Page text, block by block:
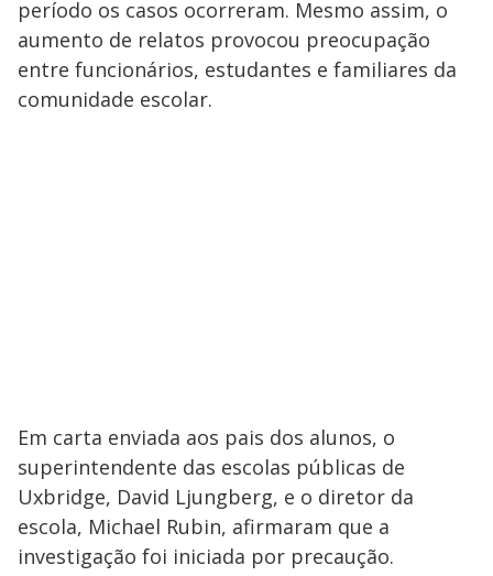
período os casos ocorreram. Mesmo assim, o
aumento de relatos provocou preocupação
entre funcionários, estudantes e familiares da
comunidade escolar.
Em carta enviada aos pais dos alunos, o
superintendente das escolas públicas de
Uxbridge, David Ljungberg, e o diretor da
escola, Michael Rubin, afirmaram que a
investigação foi iniciada por precaução.